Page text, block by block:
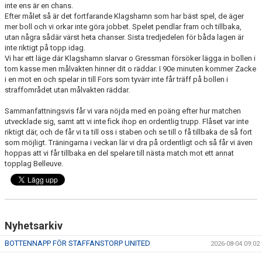
inte ens är en chans.
Efter målet så är det fortfarande Klagshamn som har bäst spel, de äger
mer boll och vi orkar inte göra jobbet. Spelet pendlar fram och tillbaka,
utan några sådär värst heta chanser. Sista tredjedelen för båda lagen är
inte riktigt på topp idag.
Vi har ett läge där Klagshamn slarvar o Gressman försöker lägga in bollen i
tom kasse men målvakten hinner dit o räddar. I 90e minuten kommer Zacke
i en mot en och spelar in till Fors som tyvärr inte får träff på bollen i
straffområdet utan målvakten räddar.
Sammanfattningsvis får vi vara nöjda med en poäng efter hur matchen
utvecklade sig, samt att vi inte fick ihop en ordentlig trupp. Flåset var inte
riktigt där, och de får vi ta till oss i staben och se till o få tillbaka de så fort
som möjligt. Träningarna i veckan lär vi dra på ordentligt och så får vi även
hoppas att vi får tillbaka en del spelare till nästa match mot ett annat
topplag Belleuve.
Nyhetsarkiv
BOTTENNAPP FÖR STAFFANSTORP UNITED 2026-08-04 09:02